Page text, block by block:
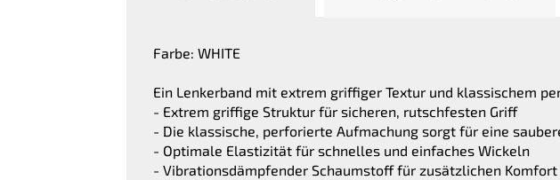
Farbe: WHITE
Ein Lenkerband mit extrem griffiger Textur und klassischem
- Extrem griffige Struktur für sicheren, rutschfesten Griff
- Die klassische, perforierte Aufmachung sorgt für eine
- Optimale Elastizität für schnelles und einfaches Wickeln
- Vibrationsdämpfender Schaumstoff für zusätzlichen Komfort